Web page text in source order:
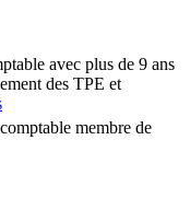
avec plus de 9 ans
des TPE et
membre de